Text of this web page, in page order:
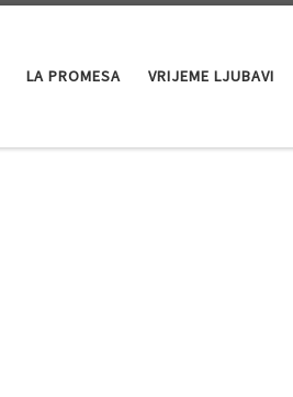
LA PROMESA VRIJEME LJUBAVI